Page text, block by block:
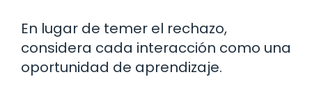
En lugar de temer el rechazo,
considera cada interacción como una
oportunidad de aprendizaje.